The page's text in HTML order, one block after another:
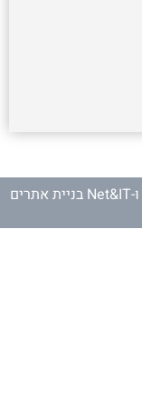
ו- Net&IT בניית אתרים